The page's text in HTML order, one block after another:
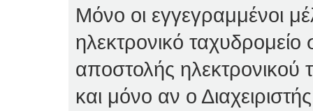
Μόνο οι εγγεγραμμένοι
ηλεκτρονικό
αποστολής ηλεκτρονικού
και μόνο αν ο